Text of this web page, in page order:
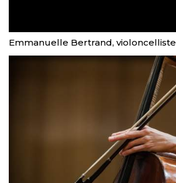
Emmanuelle Bertrand, violoncelliste